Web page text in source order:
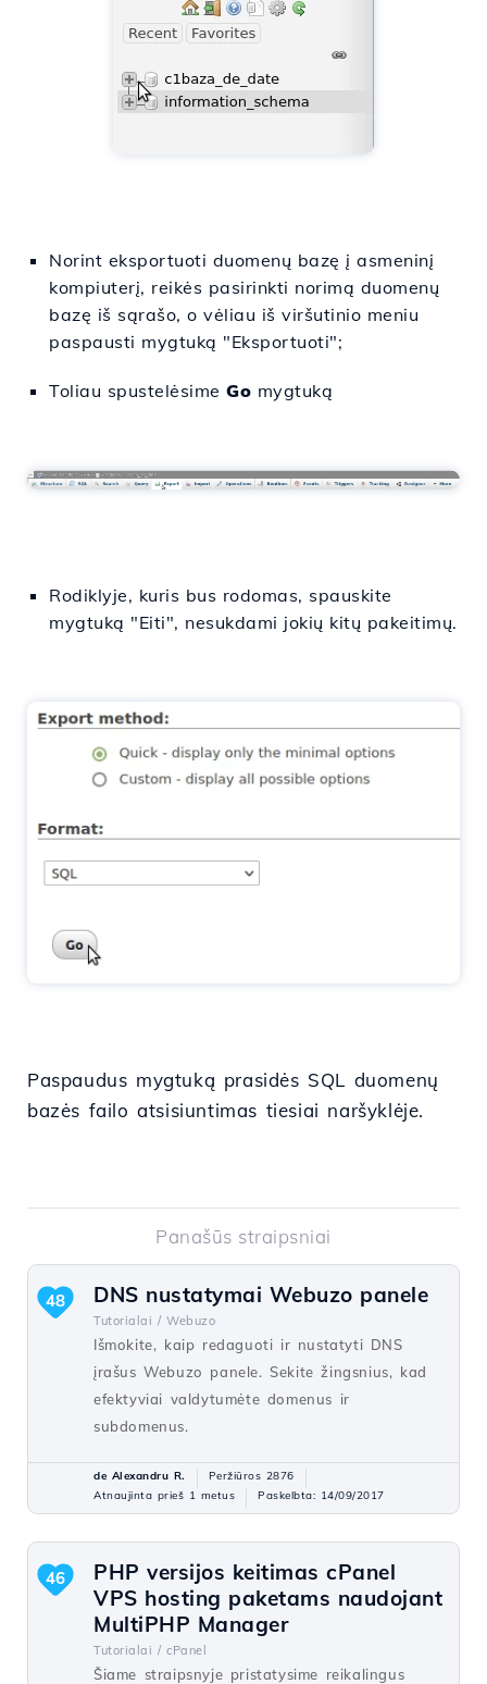
Norint eksportuoti duomenų bazę į asmeninį
kompiuterį, reikės pasirinkti norimą duomenų
bazę iš sąrašo, o vėliau iš viršutinio meniu
paspausti mygtuką "Eksportuoti";
Toliau spustelėsime Go mygtuką
Rodiklyje, kuris bus rodomas, spauskite
mygtuką "Eiti", nesukdami jokių kitų pakeitimų.
Paspaudus mygtuką prasidės SQL duomenų
bazės failo atsisiuntimas tiesiai naršyklėje.
Panašūs straipsniai
DNS nustatymai Webuzo panele
Tutorialai / Webuzo
Išmokite, kaip redaguoti ir nustatyti DNS
įrašus Webuzo panele. Sekite žingsnius, kad
efektyviai valdytumėte domenus ir
subdomenus.
48
de Alexandru R.
Peržiūros 2876
Atnaujinta prieš 1 metus
Paskelbta: 14/09/2017
PHP versijos keitimas cPanel
VPS hosting paketams naudojant
MultiPHP Manager
Tutorialai / cPanel
Šiame straipsnyje pristatysime reikalingus
46